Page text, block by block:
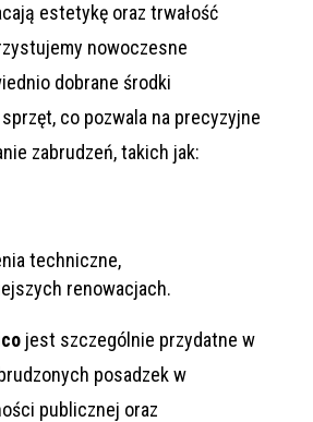
estetykę oraz trwałość
nowoczesne
dobrane środki
co pozwala na precyzyjne
zabrudzeń, takich jak:
techniczne,
renowacjach.
jest szczególnie przydatne w
posadzek w
publicznej oraz